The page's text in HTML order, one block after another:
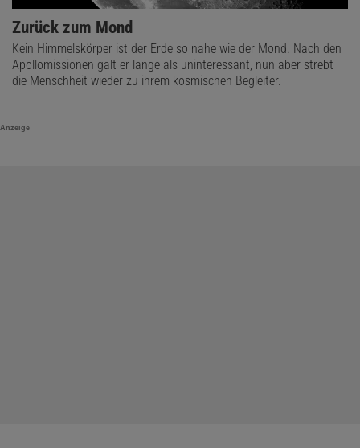
Zurück zum Mond
Kein Himmelskörper ist der Erde so nahe wie der Mond. Nach den
Apollomissionen galt er lange als uninteressant, nun aber strebt
die Menschheit wieder zu ihrem kosmischen Begleiter.
Anzeige